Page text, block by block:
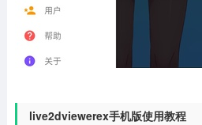
live2dviewerex手机版使用教程